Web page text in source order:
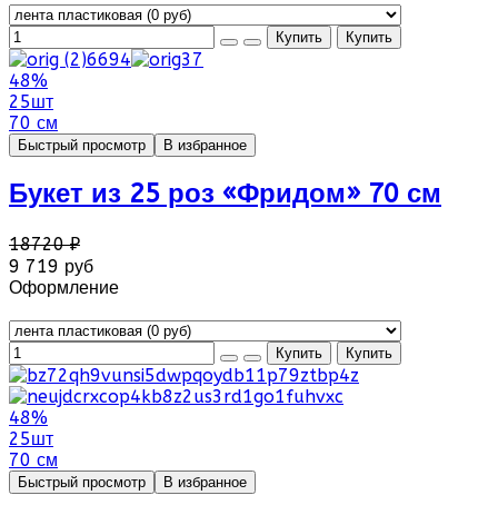
48%
25шт
70 см
Быстрый просмотр В избранное
Букет из 25 роз «Фридом» 70 см
18720 ₽
9 719 руб
Оформление
48%
25шт
70 см
Быстрый просмотр В избранное